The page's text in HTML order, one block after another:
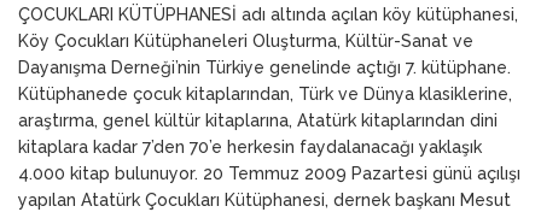
ÇOCUKLARI KÜTÜPHANESİ adı altında açılan köy kütüphanesi,
Köy Çocukları Kütüphaneleri Oluşturma, Kültür-Sanat ve
Dayanışma Derneği’nin Türkiye genelinde açtığı 7. kütüphane.
Kütüphanede çocuk kitaplarından, Türk ve Dünya klasiklerine,
araştırma, genel kültür kitaplarına, Atatürk kitaplarından dini
kitaplara kadar 7’den 70’e herkesin faydalanacağı yaklaşık
4.000 kitap bulunuyor. 20 Temmuz 2009 Pazartesi günü açılışı
yapılan Atatürk Çocukları Kütüphanesi, dernek başkanı Mesut